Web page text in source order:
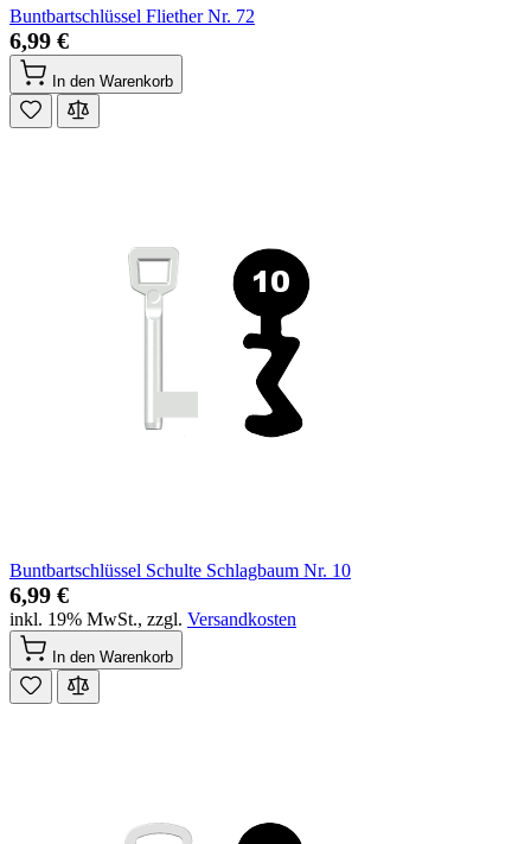
Buntbartschlüssel Fliether Nr. 72
6,99 €
In den Warenkorb
Buntbartschlüssel Schulte Schlagbaum Nr. 10
6,99 €
inkl. 19% MwSt., zzgl. Versandkosten
In den Warenkorb